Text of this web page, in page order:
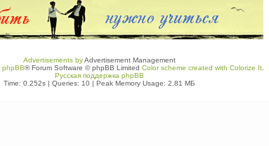
Advertisements byAdvertisement Management
phpBB® Forum Software © phpBB Limited Color scheme created with Colorize It
Русская поддержка phpBB
Time: 0.252s| Queries: 10| Peak Memory Usage: 2.81 МБ